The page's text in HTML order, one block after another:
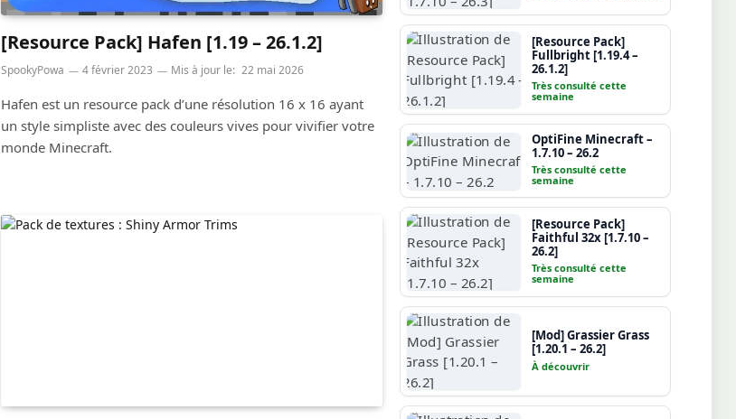
[Resource Pack] Hafen [1.19 – 26.1.2]
SpookyPowa 4 février 2023 Mis à jour le: 22 mai 2026
Hafen est un resource pack d’une résolution 16 x 16 ayant
un style simpliste avec des couleurs vives pour vivifier votre
monde Minecraft.
[Resource Pack]
Fullbright [1.19.4 –
26.1.2]
Très consulté cette
semaine
OptiFine Minecraft –
1.7.10 – 26.2
Très consulté cette
semaine
[Resource Pack]
Faithful 32x [1.7.10 –
26.2]
Très consulté cette
semaine
[Mod] Grassier Grass
[1.20.1 – 26.2]
À découvrir